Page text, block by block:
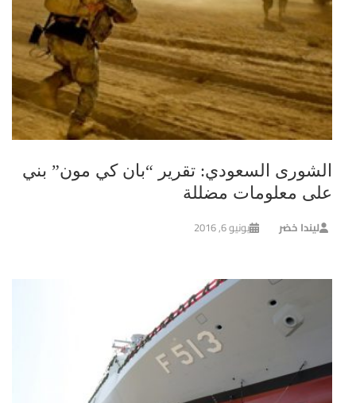
الشورى السعودي: تقرير “بان كي مون” بني
على معلومات مضللة
ليندا خضر يونيو 6, 2016